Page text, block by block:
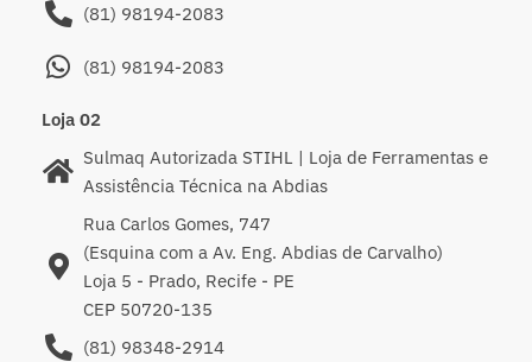
(81) 98194-2083
(81) 98194-2083
Loja 02
Sulmaq Autorizada STIHL | Loja de Ferramentas e
Assistência Técnica na Abdias
Rua Carlos Gomes, 747
(Esquina com a Av. Eng. Abdias de Carvalho)
Loja 5 - Prado, Recife - PE
CEP 50720-135
(81) 98348-2914